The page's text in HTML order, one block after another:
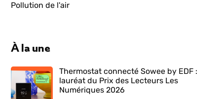
Pollution de l'air
À la une
Thermostat connecté Sowee by EDF :
lauréat du Prix des Lecteurs Les
Numériques 2026